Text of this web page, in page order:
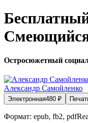
Остросюжетный
Александр Самойленко
Электронная480 ₽
Формат: epub, fb2,